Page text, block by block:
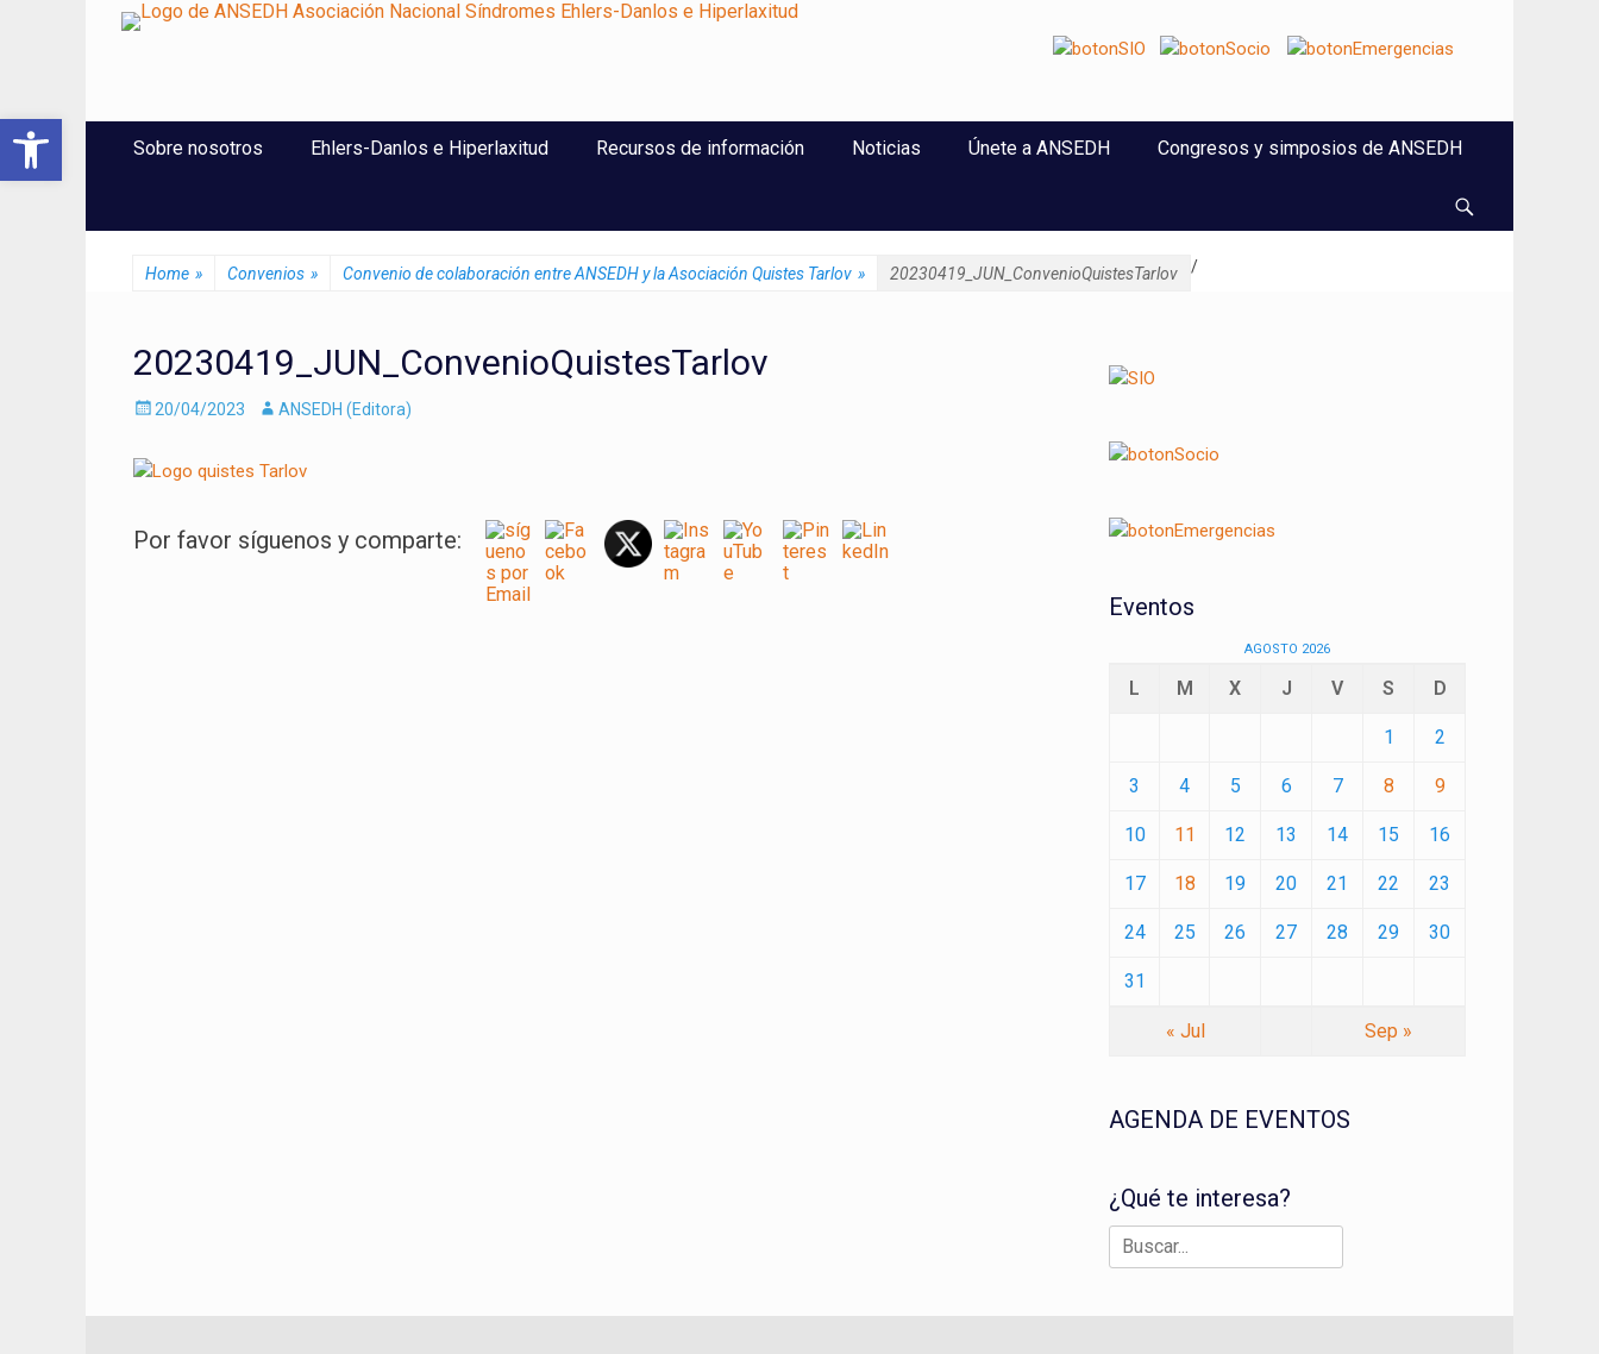
ANSEDH
Asociación Nacional del Síndrome de Ehlers-Danlos e Hiperlaxitud
Menú Principal
Sobre nosotros Ehlers-Danlos e Hiperlaxitud Recursos de información Noticias Únete a ANSEDH Congresos y simposios de ANSEDH
Home » Convenios » /
Convenio de colaboración entre ANSEDH y la Asociación Quistes Tarlov » 20230419_JUN_ConvenioQuistesTarlov
20230419_JUN_ConvenioQuistesTarlov
Enviado
20/04/2023 AutorANSEDH (Editora)
Por favor síguenos y comparte:
Eventos
AGOSTO 2026
L M X J V S D
1 2
3 4 5 6 7 8 9
10 11 12 13 14 15 16
17 18 19 20 21 22 23
24 25 26 27 28 29 30
31
« Jul Sep »
AGENDA DE EVENTOS
¿Qué te interesa?
Buscar:
Abrir barra de herramientas